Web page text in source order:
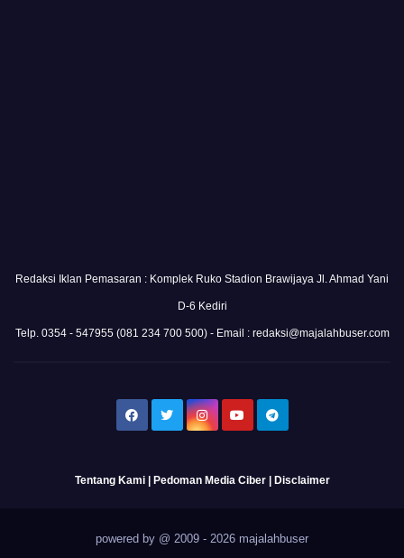
Redaksi Iklan Pemasaran : Komplek Ruko Stadion Brawijaya Jl. Ahmad Yani
D-6 Kediri
Telp. 0354 - 547955 (081 234 700 500) - Email : redaksi@majalahbuser.com
Tentang Kami| Pedoman Media Ciber| Disclaimer
powered by @ 2009 - 2026 majalahbuser